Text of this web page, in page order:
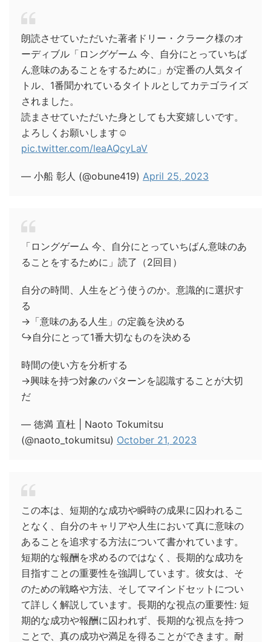
朗読させていただいた著者ドリー・クラーク様のオ
ーディブル「ロングゲーム 今、自分にとっていちば
ん意味のあることをするために」が定番の人気タイ
トル、1番聞かれているタイトルとしてカテゴライズ
されました。
読まさせていただいた身としても大変嬉しいです。
よろしくお願いします☺️
pic.twitter.com/leaAQcyLaV
— 小船 彰人 (@obune419) April 25, 2023
「ロングゲーム 今、自分にとっていちばん意味のあ
ることをするために」読了（2回目）
自分の時間、人生をどう使うのか。意識的に選択す
る
→「意味のある人生」の定義を決める
↪︎自分にとって1番大切なものを決める
時間の使い方を分析する
→興味を持つ対象のパターンを認識することが大切
だ
— 徳満 直杜 | Naoto Tokumitsu
(@naoto_tokumitsu) October 21, 2023
この本は、短期的な成功や瞬時の成果に囚われるこ
となく、自分のキャリアや人生において真に意味の
あることを追求する方法について書かれています。
短期的な報酬を求めるのではなく、長期的な成功を
目指すことの重要性を強調しています。彼女は、そ
のための戦略や方法、そしてマインドセットについ
て詳しく解説しています。長期的な視点の重要性: 短
期的な成功や報酬に囚われず、長期的な視点を持つ
ことで、真の成功や満足を得ることができます。耐